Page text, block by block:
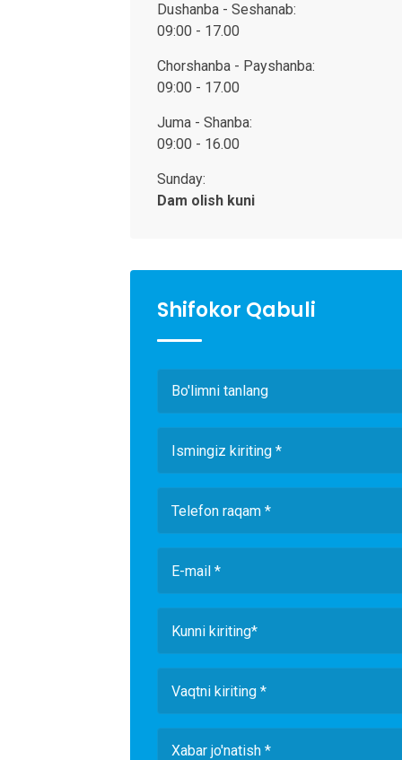
Dushanba - Seshanab:
09:00 - 17.00
Chorshanba - Payshanba:
09:00 - 17.00
Juma - Shanba:
09:00 - 16.00
Sunday:
Dam olish kuni
Shifokor Qabuli
Bo'limni tanlang